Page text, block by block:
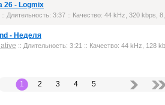
26 - Logmix
:: Длительность: 3:37 :: Качество: 44 kHz, 320 kbps,
- Неделя
:: Длительность: 3:21 :: Качество: 44 kHz, 128
1 2 3 4 5